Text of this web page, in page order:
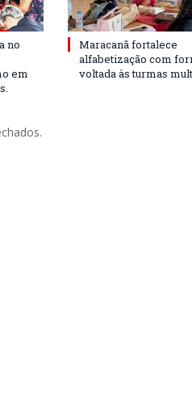
no
em
Maracanã fortalece
alfabetização com
voltada às turmas